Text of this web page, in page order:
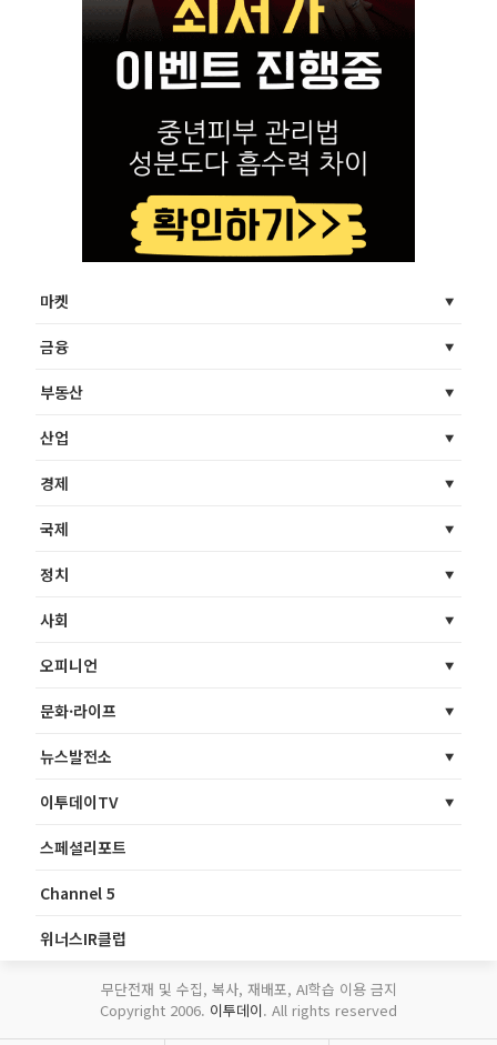
마켓
금융
부동산
산업
경제
국제
정치
사회
오피니언
문화·라이프
뉴스발전소
이투데이TV
스페셜리포트
Channel 5
위너스IR클럽
무단전재 및 수집, 복사, 재배포, AI학습 이용 금지
Copyright 2006. 이투데이. All rights reserved